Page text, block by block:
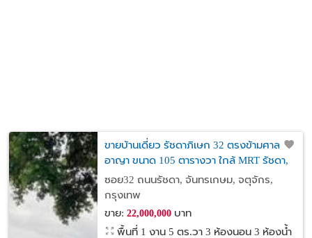
ขายบ้านเดี่ยว รัชดาภิเษก 32 ตรงข้ามศาล
อาญา ขนาด 105 ตารางวา ใกล้ MRT รัชดา,
BTS พหลโยธิน 24
ซอย32 ถนนรัชดา, จันทรเกษม, จตุจักร,
กรุงเทพ
ขาย: 22,000,000บาท
พื้นที่ 1 งาน 5 ตร.วา 3 ห้องนอน 3 ห้องน้ำ